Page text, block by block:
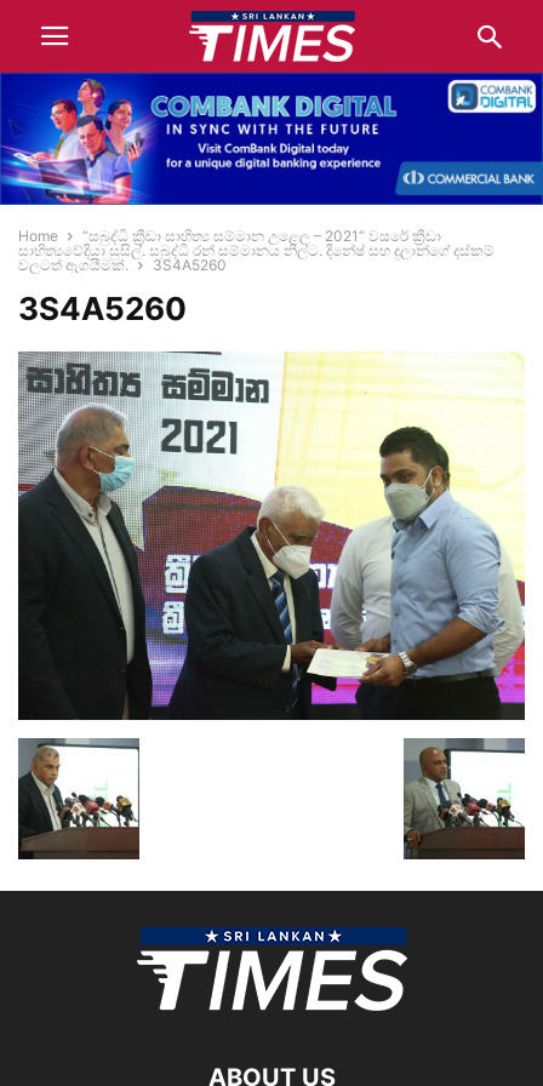
Home
“සබුද්ධි ක්‍රීඩා සාහිත්‍ය සම්මාන උළෙල – 2021“ වසරේ ක්‍රීඩා
සාහිත්‍ය‍වේදියා සුසිල්. සබුද්ධි රන් සම්මානය නීල්ට. දිනේෂ් සහ දුලාන්ගේ දස්කම්
වලටත් ඇගයීමක්.
3S4A5260
3S4A5260
ABOUT US